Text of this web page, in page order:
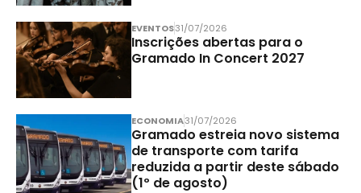
EVENTOS31/07/2026
Inscrições abertas para o
Gramado In Concert 2027
ECONOMIA31/07/2026
Gramado estreia novo sistema
de transporte com tarifa
reduzida a partir deste sábado
(1º de agosto)